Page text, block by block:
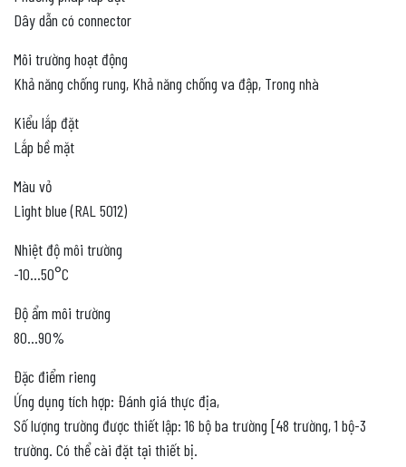
Dây dẫn có connector
Môi trường hoạt động
Khả năng chống rung, Khả năng chống va đập, Trong nhà
Kiểu lắp đặt
Lắp bề mặt
Màu vỏ
Light blue (RAL 5012)
Nhiệt độ môi trường
-10…50°C
Độ ẩm môi trường
80…90%
Đặc điểm rieng
Ứng dụng tích hợp: Đánh giá thực địa,
Số lượng trường được thiết lập: 16 bộ ba trường [48 trường, 1 bộ-3
trường. Có thể cài đặt tại thiết bị.